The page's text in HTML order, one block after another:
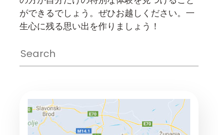
ができるでしょう。ぜひお越しください。一
生心に残る思い出を作りましょう！